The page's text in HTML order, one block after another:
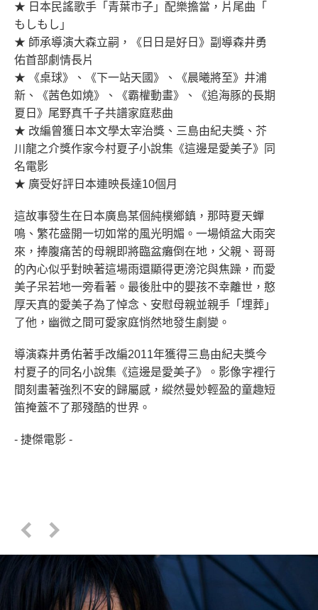
★ 日本民謠歌手「青葉市子」配樂擔當，片尾曲「
もしもし」
★ 師承導演大森立嗣，《日日是好日》副導森井勇
佑首部劇情長片
★ 《桌球》、《下一站天國》、《晨曦將至》井浦
新、《茜色如燒》、《霸權動畫》、《追海豚的長期
夏日》尾野真千子共譜家庭悲曲
★ 改編曾獲日本文學太宰治獎、三島由紀夫獎、芥
川龍之介獎作家今村夏子小說集《這邊是愛美子》同
名電影
★ 廣受好評日本連映長達10個月
這故事發生在日本廣島某個純樸鄉鎮，那時夏天蟬
鳴、繁花盛開一切如常的風光明媚。一場傾盆大雨突
來，捧腹痛苦的母親即將臨盆癱倒在地，父親、哥哥
的內心似乎對映著這場雨還顯得更滂沱與焦躁，而愛
美子呆若地一旁看著。最後肚中的嬰孩不幸離世，憨
厚天真的愛美子為了悼念、安慰母親並親手「埋葬」
了他，幽微之間可愛家庭悄然地發生劇變。
導演森井勇佑著手改編2011年獲得三島由紀夫獎今
村夏子的同名小說集《這邊是愛美子》。影像字裡行
間刻畫著強烈不安的歸屬感，縱然曼妙輕盈的童趣短
笛掩蓋不了那殘酷的世界。
- 捷傑電影 -